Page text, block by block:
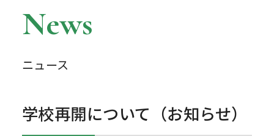
News
ニュース
学校再開について（お知らせ）